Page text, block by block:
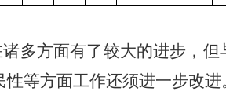
多方面有了较大的进步，
等方面工作还须进一步改